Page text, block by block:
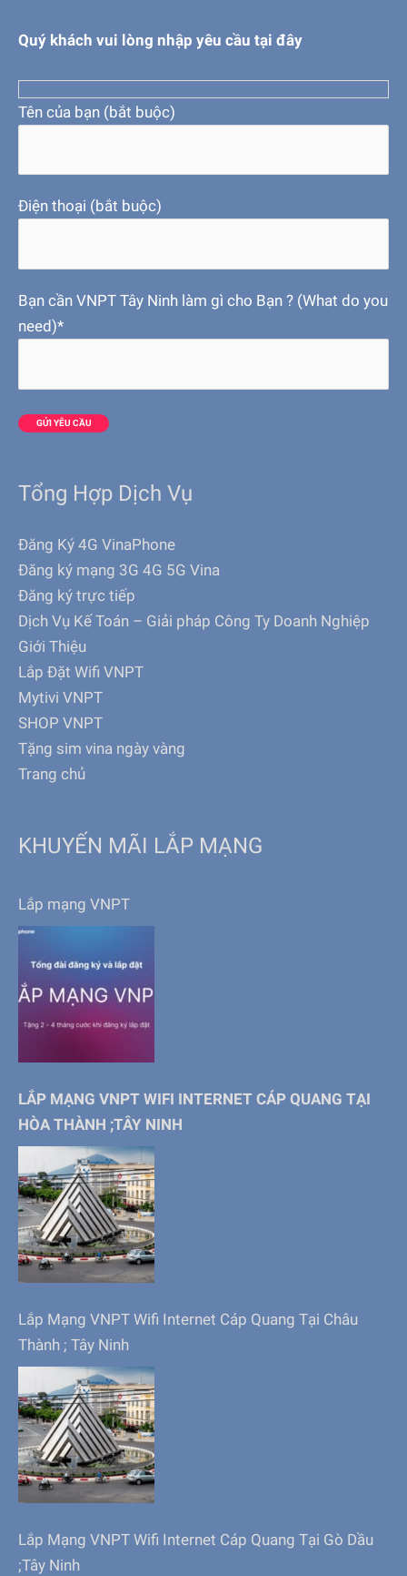
Quý khách vui lòng nhập yêu cầu tại đây
Tên của bạn (bắt buộc)
Điện thoại (bắt buộc)
Bạn cần VNPT Tây Ninh làm gì cho Bạn ? (What do you
need)*
Tổng Hợp Dịch Vụ
Đăng Ký 4G VinaPhone
Đăng ký mạng 3G 4G 5G Vina
Đăng ký trực tiếp
Dịch Vụ Kế Toán – Giải pháp Công Ty Doanh Nghiệp
Giới Thiệu
Lắp Đặt Wifi VNPT
Mytivi VNPT
SHOP VNPT
Tặng sim vina ngày vàng
Trang chủ
KHUYẾN MÃI LẮP MẠNG
Lắp mạng VNPT
LẮP MẠNG VNPT WIFI INTERNET CÁP QUANG TẠI
HÒA THÀNH ;TÂY NINH
Lắp Mạng VNPT Wifi Internet Cáp Quang Tại Châu
Thành ; Tây Ninh
Lắp Mạng VNPT Wifi Internet Cáp Quang Tại Gò Dầu
;Tây Ninh